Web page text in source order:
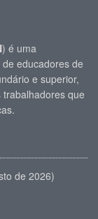
) é uma
educadores de
e superior,
que
de 2026)